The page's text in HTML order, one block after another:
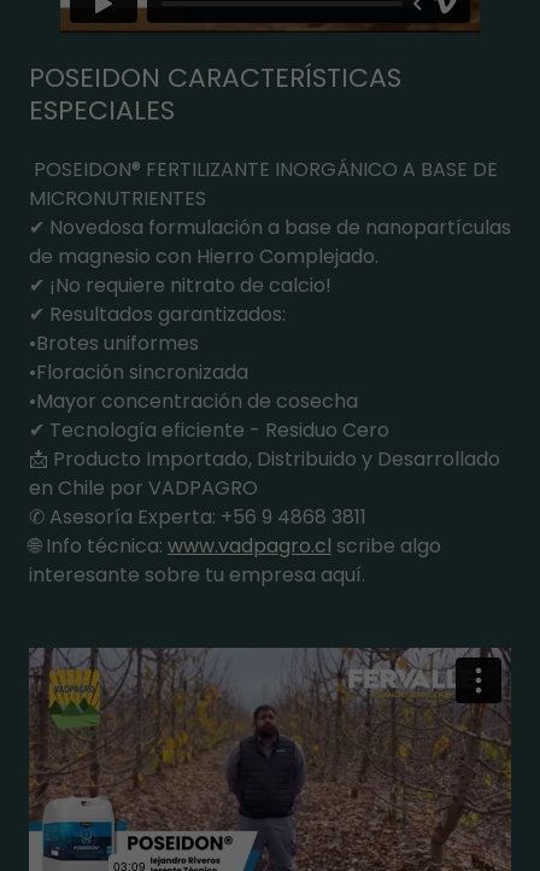
POSEIDON CARACTERÍSTICAS
ESPECIALES
POSEIDON® FERTILIZANTE INORGÁNICO A BASE DE
MICRONUTRIENTES
✔ Novedosa formulación a base de nanopartículas
de magnesio con Hierro Complejado.
✔ ¡No requiere nitrato de calcio!
✔ Resultados garantizados:
•Brotes uniformes
•Floración sincronizada
•Mayor concentración de cosecha
✔ Tecnología eficiente - Residuo Cero
📩 Producto Importado, Distribuido y Desarrollado
en Chile por VADPAGRO
✆ Asesoría Experta: +56 9 4868 3811
🌐 Info técnica: www.vadpagro.cl scribe algo
interesante sobre tu empresa aquí.